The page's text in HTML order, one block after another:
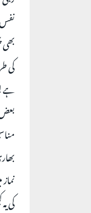
کی
کی